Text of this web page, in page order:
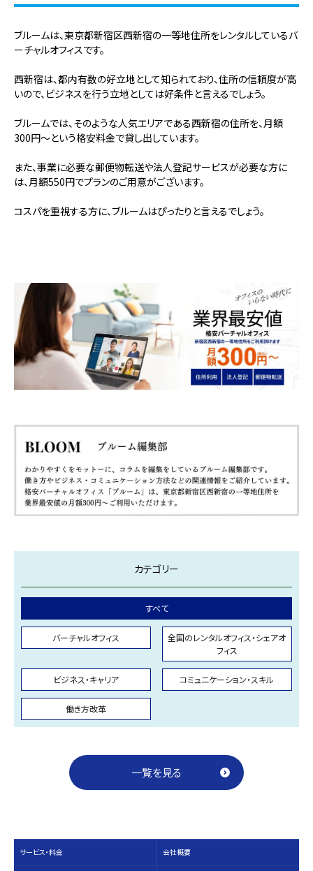
ブルームは、東京都新宿区西新宿の一等地住所をレンタルしているバ
ーチャルオフィスです。
西新宿は、都内有数の好立地として知られており、住所の信頼度が高
いので、 ビジネスを行う立地としては好条件と言えるでしょう。
ブルームでは、そのような人気エリアである西新宿の住所を、月額
300円～という格安料金で貸し出しています。
また、事業に必要な郵便物転送や法人登記サービスが必要な方に
は、月額550円でプランのご用意がございます。
コスパを重視する方に、ブルームはぴったりと言えるでしょう。
カテゴリー
すべて
バーチャルオフィス
全国のレンタルオフィス・シェアオ
フィス
ビジネス・キャリア コミュニケーション・スキル
働き方改革
一覧を見る
サービス・料⾦ 会社概要